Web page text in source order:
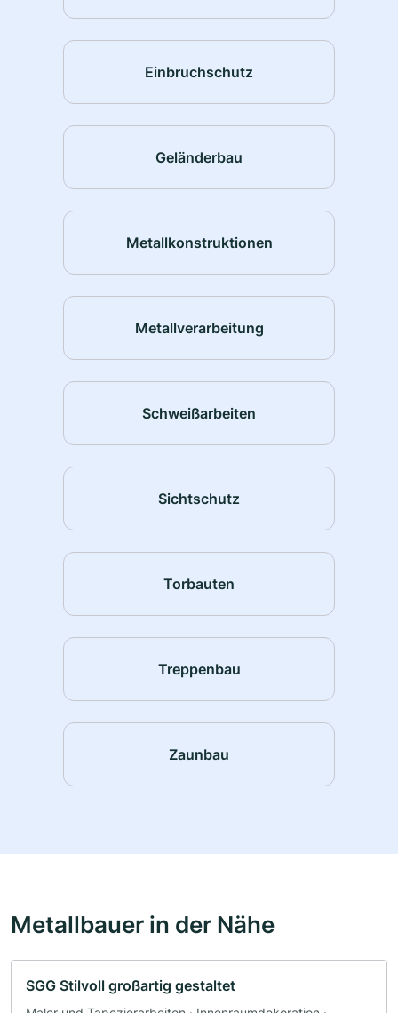
Einbruchschutz
Geländerbau
Metallkonstruktionen
Metallverarbeitung
Schweißarbeiten
Sichtschutz
Torbauten
Treppenbau
Zaunbau
Metallbauer in der Nähe
SGG Stilvoll großartig gestaltet